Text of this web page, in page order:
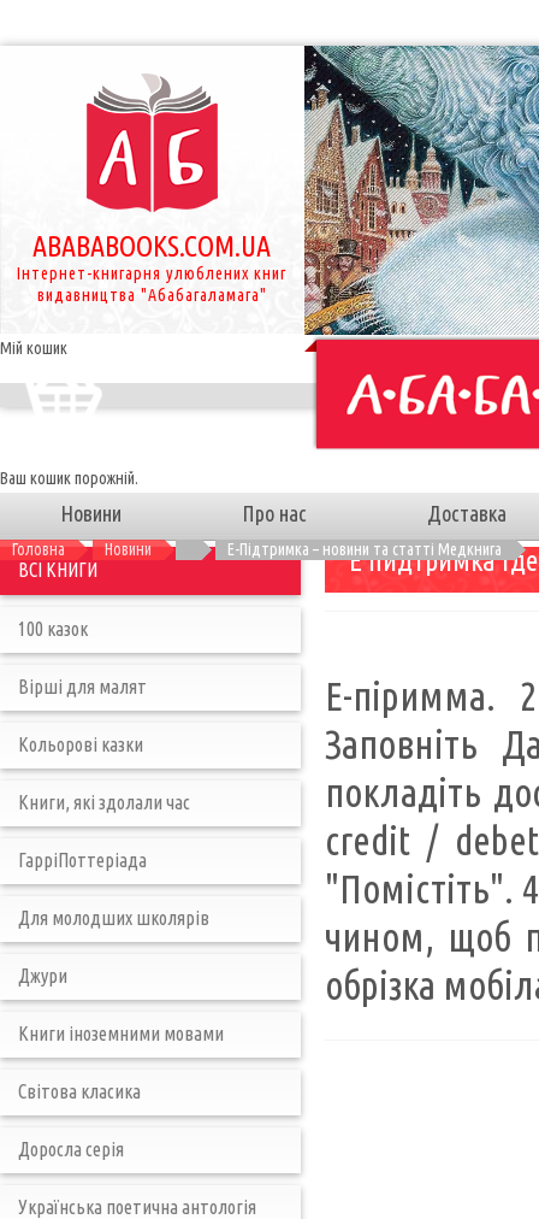
ABABABOOKS.COM.UA
Інтернет-книгарня улюблених книг
видавництва "Абабагаламага"
Мій кошик
Ваш кошик порожній.
Новини Про нас Доставка
Головна Новини Е-Підтримка – новини та статті Медкнига
Е пидтримка
Е-піримма.
Заповніть
покладіть
credit /
"Помістіть".
чином, щоб
обрізка
ВСІ КНИГИ
100 казок
Вірші для малят
Кольорові казки
Книги, які здолали час
ГарріПоттеріада
Для молодших школярів
Джури
Книги іноземними мовами
Світова класика
Доросла серія
Українська поетична антологія